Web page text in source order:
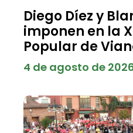
Diego Díez y
imponen en la
Popular de
4 de agosto de